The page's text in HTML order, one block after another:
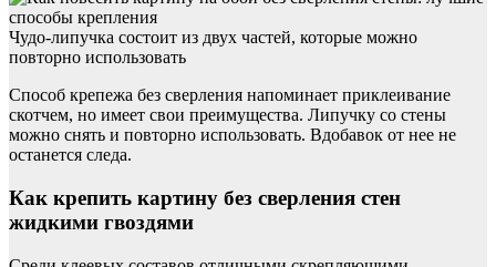
Чудо-липучка состоит из двух частей, которые можно
повторно использовать
Способ крепежа без сверления напоминает приклеивание
скотчем, но имеет свои преимущества. Липучку со стены
можно снять и повторно использовать. Вдобавок от нее не
останется следа.
Как крепить картину без сверления стен
жидкими гвоздями